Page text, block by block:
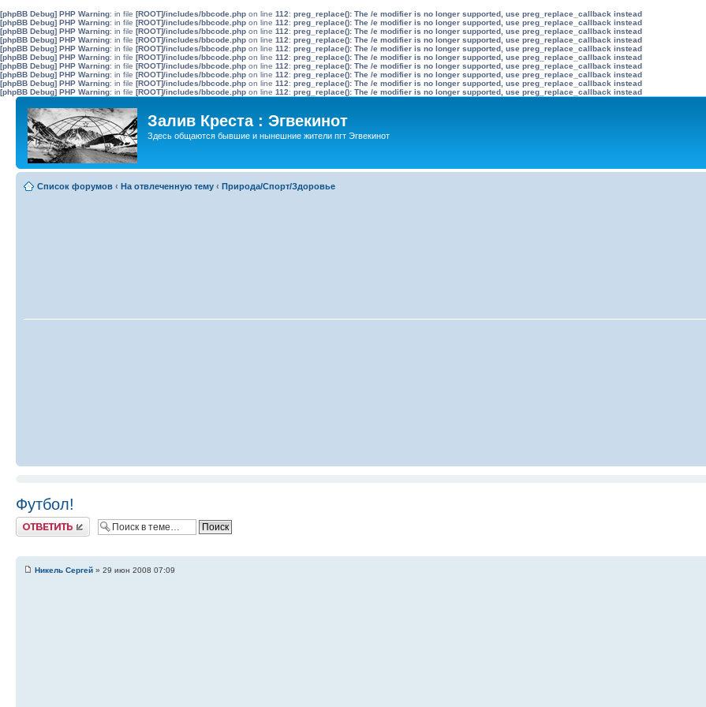
[phpBB Debug] PHP Warning: in file [ROOT]/includes/bbcode.php on line 112: preg_replace(): The /e modifier is no longer supported, use preg_replace_callback instead
[phpBB Debug] PHP Warning: in file [ROOT]/includes/bbcode.php on line 112: preg_replace(): The /e modifier is no longer supported, use preg_replace_callback instead
[phpBB Debug] PHP Warning: in file [ROOT]/includes/bbcode.php on line 112: preg_replace(): The /e modifier is no longer supported, use preg_replace_callback instead
[phpBB Debug] PHP Warning: in file [ROOT]/includes/bbcode.php on line 112: preg_replace(): The /e modifier is no longer supported, use preg_replace_callback instead
[phpBB Debug] PHP Warning: in file [ROOT]/includes/bbcode.php on line 112: preg_replace(): The /e modifier is no longer supported, use preg_replace_callback instead
[phpBB Debug] PHP Warning: in file [ROOT]/includes/bbcode.php on line 112: preg_replace(): The /e modifier is no longer supported, use preg_replace_callback instead
[phpBB Debug] PHP Warning: in file [ROOT]/includes/bbcode.php on line 112: preg_replace(): The /e modifier is no longer supported, use preg_replace_callback instead
[phpBB Debug] PHP Warning: in file [ROOT]/includes/bbcode.php on line 112: preg_replace(): The /e modifier is no longer supported, use preg_replace_callback instead
[phpBB Debug] PHP Warning: in file [ROOT]/includes/bbcode.php on line 112: preg_replace(): The /e modifier is no longer supported, use preg_replace_callback instead
[phpBB Debug] PHP Warning: in file [ROOT]/includes/bbcode.php on line 112: preg_replace(): The /e modifier is no longer supported, use preg_replace_callback instead
Залив Креста : Эгвекинот
Здесь общаются бывшие и нынешние жители пгт Эгвекинот
Список форумов ‹ На отвлеченную тему ‹ Природа/Спорт/Здоровье
Футбол!
Ответить
Никель Сергей » 29 июн 2008 07:09